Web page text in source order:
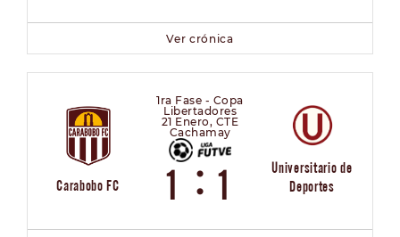
Ver crónica
Carabobo FC
1ra Fase - Copa
Libertadores
21 Enero, CTE
Cachamay
1 : 1
Universitario de
Deportes